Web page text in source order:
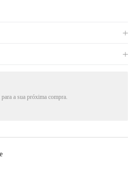
a sua próxima compra.